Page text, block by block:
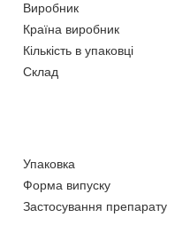
Виробник
Країна виробник
Кількість в упаковці
Склад
Упаковка
Форма випуску
Застосування препарату